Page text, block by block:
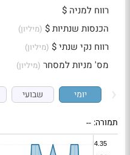
רווח למניה $
הכנסות שנתיות $ (מיליון)
רווח נקי שנתי $ (מיליון)
מס' מניות למסחר (מיליון)
יומי שבועי
תמורה: --